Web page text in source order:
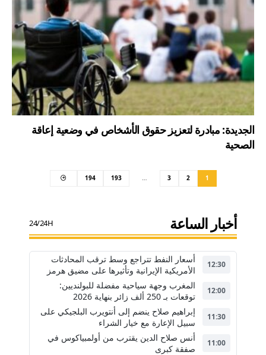
الجديدة: مبادرة لتعزيز حقوق الأشخاص في وضعية إعاقة
الصحية
1
2
3
…
193
194
أخبار الساعة 24/24H
12:30
أسعار النفط تتراجع وسط ترقب المحادثات
الأمريكية الإيرانية وتأثيرها على مضيق هرمز
12:00
المغرب وجهة سياحية مفضلة للبولنديين:
توقعات بـ 250 ألف زائر بنهاية 2026
11:30
إبراهيم صلاح ينضم إلى أنتويرب البلجيكي على
سبيل الإعارة مع خيار الشراء
11:00
أنس صلاح الدين يقترب من أولمبياكوس في
صفقة كبرى